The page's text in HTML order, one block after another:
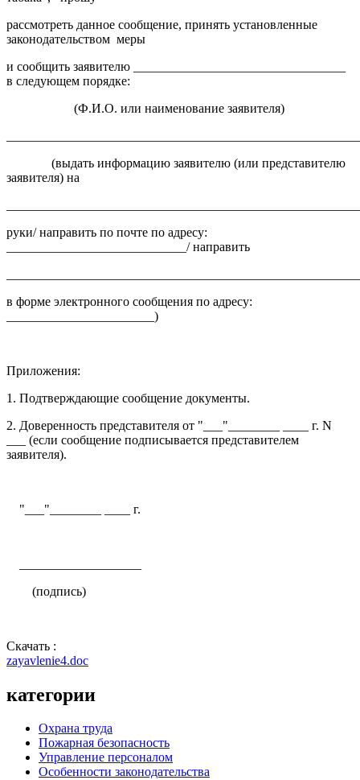
рассмотреть данное сообщение, принять установленные
законодательством меры
и сообщить заявителю _________________________________
в следующем порядке:
(Ф.И.О. или наименование заявителя)
(выдать информацию заявителю (или представителю
заявителя) на
руки/ направить по почте по адресу:
____________________________/ направить
в форме электронного сообщения по адресу:
_______________________)
Приложения:
1. Подтверждающие сообщение документы.
2. Доверенность представителя от "___"________ ____ г. N
___ (если сообщение подписывается представителем
заявителя).
"___"________ ____ г.
(подпись)
Скачать :
zayavlenie4.doc
категории
Охрана труда
Пожарная безопасность
Управление персоналом
Особенности законодательства